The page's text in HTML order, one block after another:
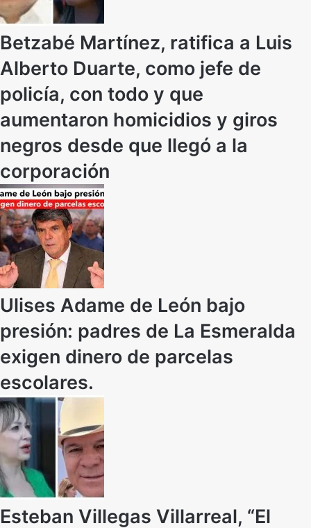
Betzabé Martínez, ratifica a Luis
Alberto Duarte, como jefe de
policía, con todo y que
aumentaron homicidios y giros
negros desde que llegó a la
corporación
Ulises Adame de León bajo
presión: padres de La Esmeralda
exigen dinero de parcelas
escolares.
Esteban Villegas Villarreal, “El